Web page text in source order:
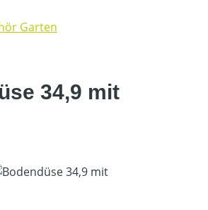
Garten
34,9 mit